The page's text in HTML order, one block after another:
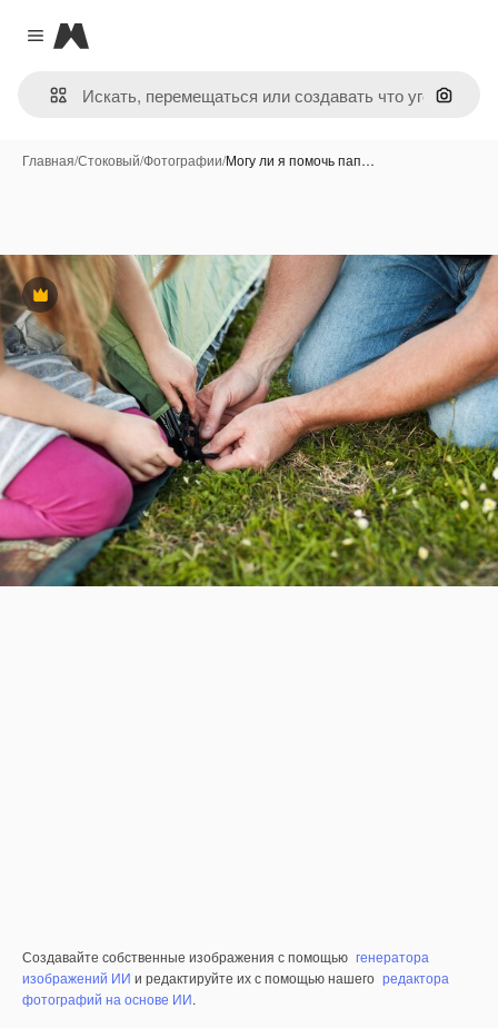
Close menu
Magnific
Поиск
Главная/Стоковый/Фотографии/Могу ли я помочь пап…
Премиум
Создавайте собственные изображения с помощью генератора
изображений ИИ и редактируйте их с помощью нашего редактора
фотографий на основе ИИ.